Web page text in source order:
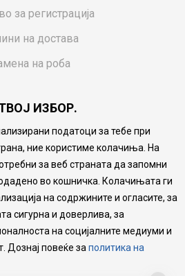
за регистрација
на достава
на роба
Ваучери
Finder
FAQs
што попрецизни во описот на
на слики и цени, но не
дека сите информации се
Сите производи се дел од
се подразбира дека мора да се
во секој момент.
ИЗБОР.
податоци за тебе при
ние користиме колачиња. На
за веб страната да запомни
во кошничка. Колачињата ги
на содржините и огласите, за
сигурна и доверлива, за
на социјалните медиуми и
Дознај повеќе за политика на